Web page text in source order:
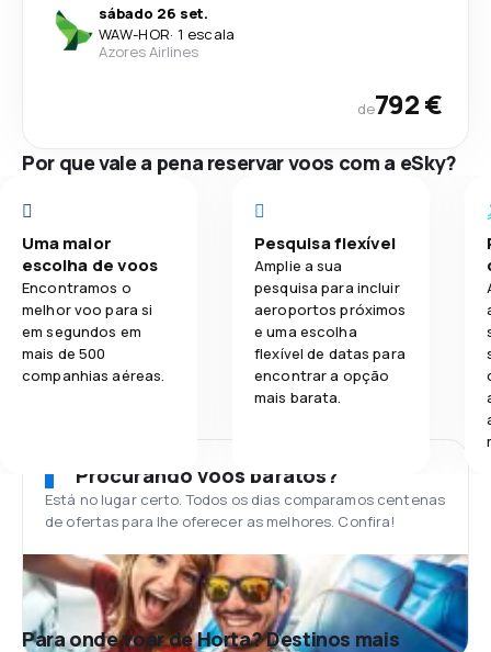
sábado 26 set.
WAW-HOR· 1 escala
Azores Airlines
de792 €
Por que vale a pena reservar voos com a eSky?
Uma maior
escolha de voos
Encontramos o
melhor voo para si
em segundos em
mais de 500
companhias aéreas.
Pesquisa flexível
Amplie a sua
pesquisa para incluir
aeroportos próximos
e uma escolha
flexível de datas para
encontrar a opção
mais barata.
Procurando voos baratos?
Está no lugar certo. Todos os dias comparamos centenas
de ofertas para lhe oferecer as melhores. Confira!
Para onde voar de Horta? Destinos mais